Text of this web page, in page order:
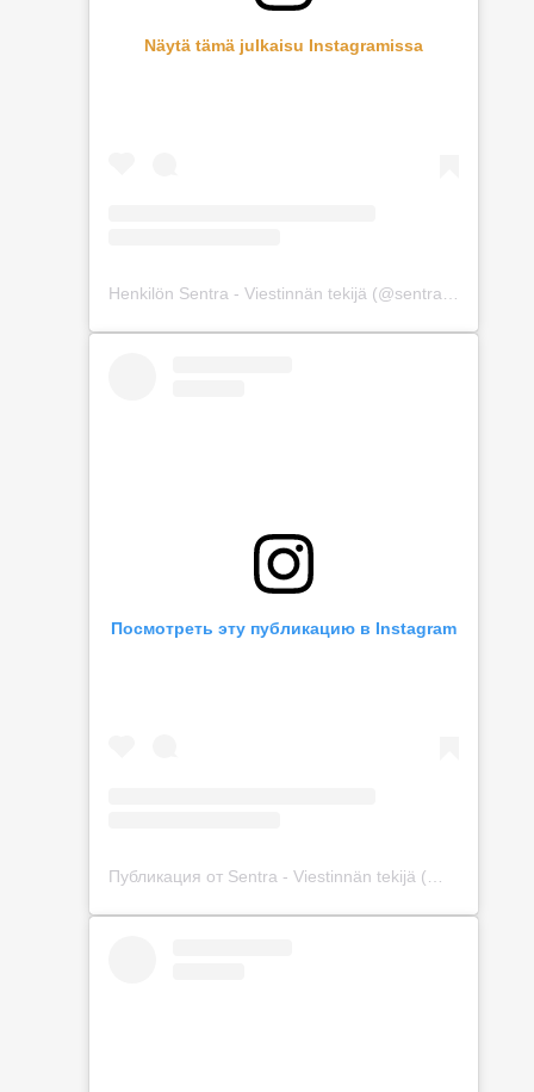
Näytä tämä julkaisu Instagramissa
Henkilön Sentra - Viestinnän tekijä (@sentra_way) jakama julkaisu
Посмотреть эту публикацию в Instagram